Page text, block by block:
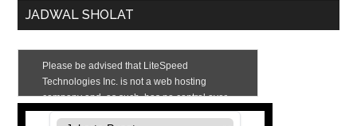
JADWAL SHOLAT